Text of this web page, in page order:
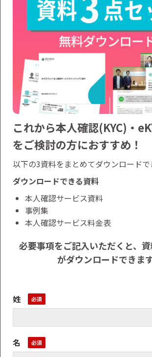
これから本人確認(KYC)・
をご検討の方におすすめ！
以下の3資料をまとめてダウンロードで
ダウンロードできる資料
本人確認サービス資料
事例集
本人確認サービス料金表
必要事項をご記入いただくと、
がダウンロードできます
姓
名